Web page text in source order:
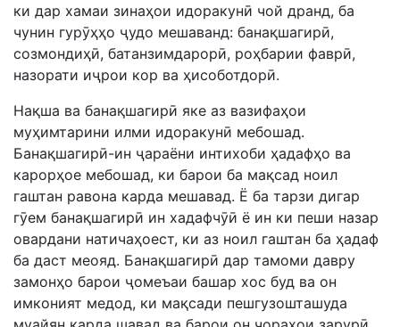
ки дар хамаи зинаҳои идоракунӣ чой дранд, ба
чунин гурӯҳҳо ҷудо мешаванд: банақшагирӣ,
созмондиҳӣ, батанзимдарорӣ, роҳбарии фаврӣ,
назорати иҷрои кор ва ҳисоботдорӣ.
Нақша ва банақшагирӣ яке аз вазифаҳои
муҳимтаpини илми идоракунӣ мебошад.
Банақшагирӣ-ин ҷараёни интихоби ҳадафҳо ва
карорҳое мебошад, ки барои ба мақсад ноил
гаштан равона карда мешавад. Ё ба тарзи дигар
гӯем банақшагирӣ ин хадафчӯӣ ё ин ки пеши назар
овардани натичаҳоест, ки аз ноил гаштан ба ҳадаф
ба даст меояд. Банақшагирӣ дар тамоми давру
замонҳо барои ҷомеъаи башар хос буд ва он
имконият медод, ки мақсади пешгузошташуда